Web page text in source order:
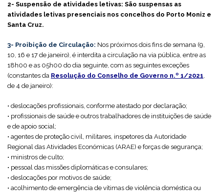
2- Suspensão de atividades letivas: São suspensas as
atividades letivas presenciais nos concelhos do Porto Moniz e
Santa Cruz.
3- Proibição de Circulação: Nos próximos dois fins de semana (9,
10, 16 e 17 de janeiro), é interdita a circulação na via pública, entre as
18h00 e as 05h00 do dia seguinte, com as seguintes exceções
(constantes da Resolução do Conselho de Governo n.º 1/2021,
de 4 de janeiro):
• deslocações profissionais, conforme atestado por declaração;
• profissionais de saúde e outros trabalhadores de instituições de saúde
e de apoio social;
• agentes de proteção civil, militares, inspetores da Autoridade
Regional das Atividades Económicas (ARAE) e forças de segurança;
• ministros de culto;
• pessoal das missões diplomáticas e consulares;
• deslocações por motivos de saúde;
• acolhimento de emergência de vítimas de violência doméstica ou